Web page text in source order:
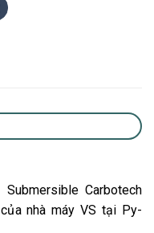
Carbotech
nhà máy VS tại Py-